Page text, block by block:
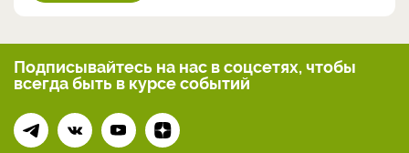
Подписывайтесь на нас в соцсетях, чтобы
всегдабыть в курсе событий